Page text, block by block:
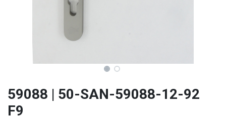
59088 | 50-SAN-59088-12-92
F9